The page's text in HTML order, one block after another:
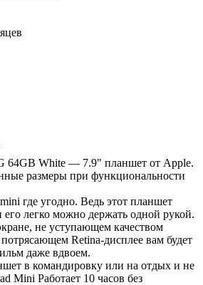
64GB White — 7.9" планшет от Apple.
размеры при функциональности
где угодно. Ведь этот планшет
его легко можно держать одной рукой.
не уступающем качеством
Retina-дисплее вам будет
даже вдвоем.
в командировку или на отдых и не
Mini Работает 10 часов без